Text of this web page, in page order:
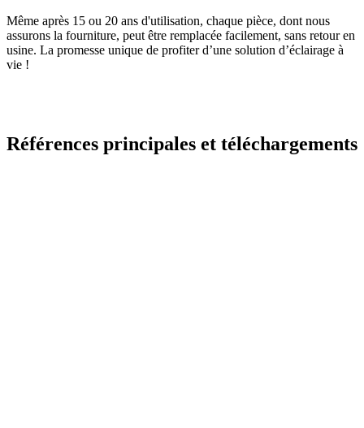
Même après 15 ou 20 ans d'utilisation, chaque pièce, dont nous
assurons la fourniture, peut être remplacée facilement, sans retour en
usine. La promesse unique de profiter d’une solution d’éclairage à
vie !
Références principales et téléchargements